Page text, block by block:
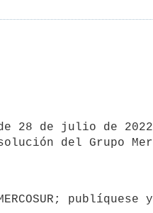
publíquese